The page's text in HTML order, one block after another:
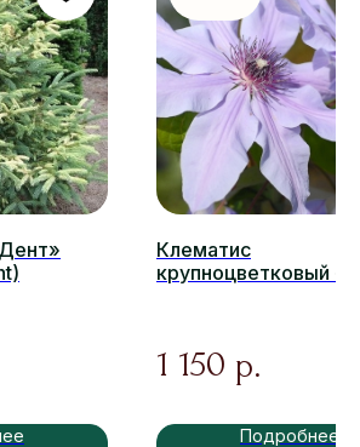
Клематис
крупноцветковый
1 150 р.
Подробнее